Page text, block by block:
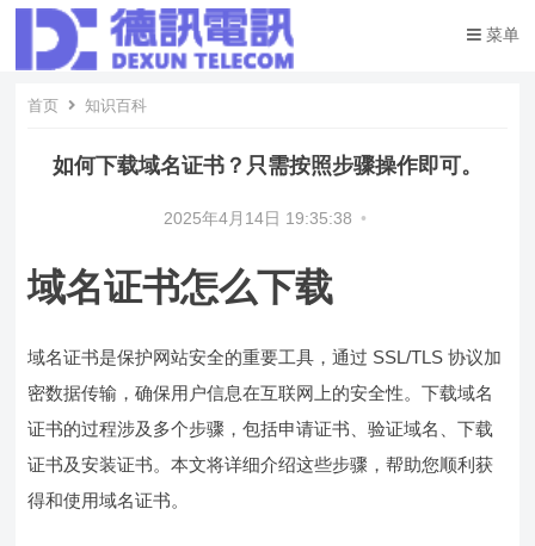
菜单
首页 知识百科
如何下载域名证书？只需按照步骤操作即可。
2025年4月14日 19:35:38 •
域名证书怎么下载
域名证书是保护网站安全的重要工具，通过 SSL/TLS 协议加
密数据传输，确保用户信息在互联网上的安全性。下载域名
证书的过程涉及多个步骤，包括申请证书、验证域名、下载
证书及安装证书。本文将详细介绍这些步骤，帮助您顺利获
得和使用域名证书。